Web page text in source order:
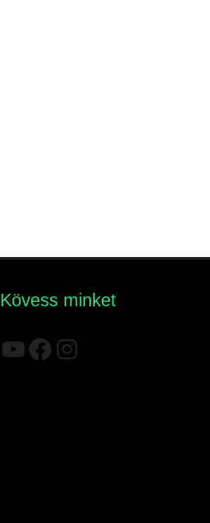
Kövess minket
YouTube
Facebook
Instagram